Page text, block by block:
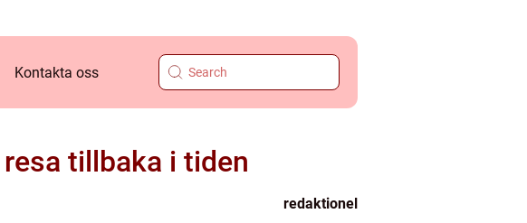
Kontakta oss
tillbaka i tiden
redaktionel